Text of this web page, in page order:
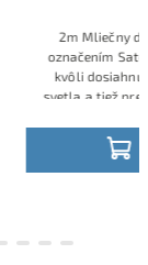
Do
2m Mliečny
označením Satén.
kvôli dosiahnutiu
svetla a tiež pre